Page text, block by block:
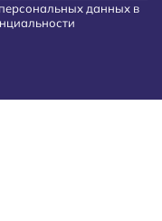
персональных данных в